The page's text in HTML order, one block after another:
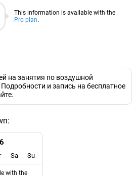
This information is available with the
Pro plan.
EURO
на занятия по воздушной
и запись на бесплатное
Sa Su
with the